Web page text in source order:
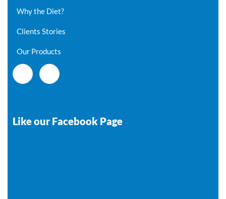
Why the Diet?
Clients Stories
Our Products
Like our Facebook Page